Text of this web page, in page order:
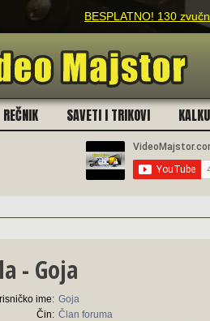
BESPLATNO! 130
REČNIK SAVETI I TRIKOVI
- Goja
ime: Goja
Čin: Član foruma